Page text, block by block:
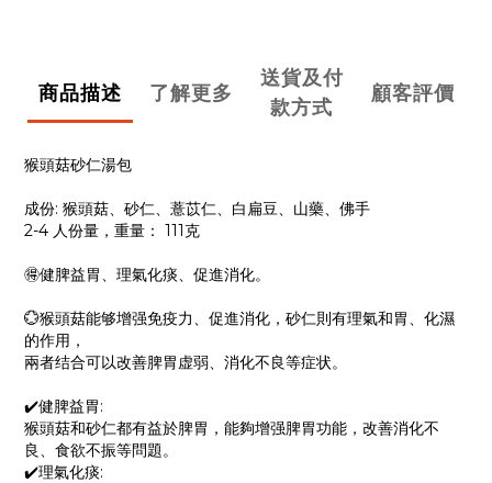
商品描述 了解更多
送貨及付
款方式
顧客評價
猴頭菇砂仁湯包
成份: 猴頭菇、砂仁、薏苡仁、白扁豆、山藥、佛手
2-4 人份量，重量： 111克
🉐健脾益胃、理氣化痰、促進消化。
💮猴頭菇能够增强免疫力、促進消化，砂仁則有理氣和胃、化濕
的作用，
兩者结合可以改善脾胃虚弱、消化不良等症状。
✔️健脾益胃:
猴頭菇和砂仁都有益於脾胃，能夠增强脾胃功能，改善消化不
良、食欲不振等問題。
✔️理氣化痰: